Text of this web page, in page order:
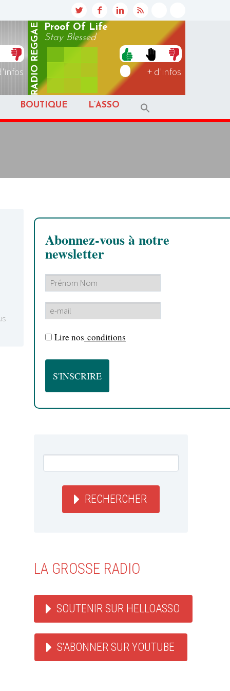
RADIO
REGGAE
Proof Of Life
Stay Blessed
+ d'infos
BOUTIQUE L’ASSO
Abonnez-vous à notre
newsletter
Lire nos conditions
RECHERCHER
LA GROSSE RADIO
SOUTENIR SUR HELLOASSO
S'ABONNER SUR YOUTUBE